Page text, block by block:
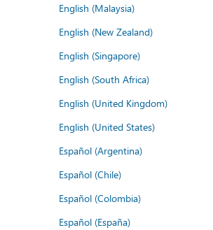
English (Malaysia)
English (New Zealand)
English (Singapore)
English (South Africa)
English (United Kingdom)
English (United States)
Español (Argentina)
Español (Chile)
Español (Colombia)
Español (España)